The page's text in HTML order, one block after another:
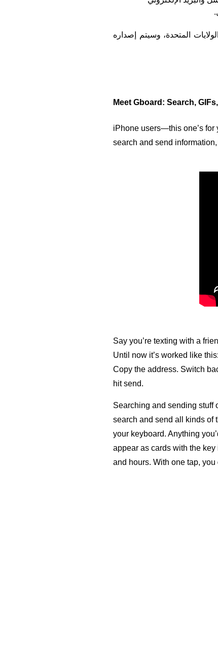
Meet Gboard: Search,
iPhone users—this one’s for
search and send
Say you’re texting with a
Until now it’s worked like
Copy the address. Switch
hit send.
Searching and sending stuff
search and send all kinds
your keyboard. Anything
appear as cards with the
and hours. With one tap,